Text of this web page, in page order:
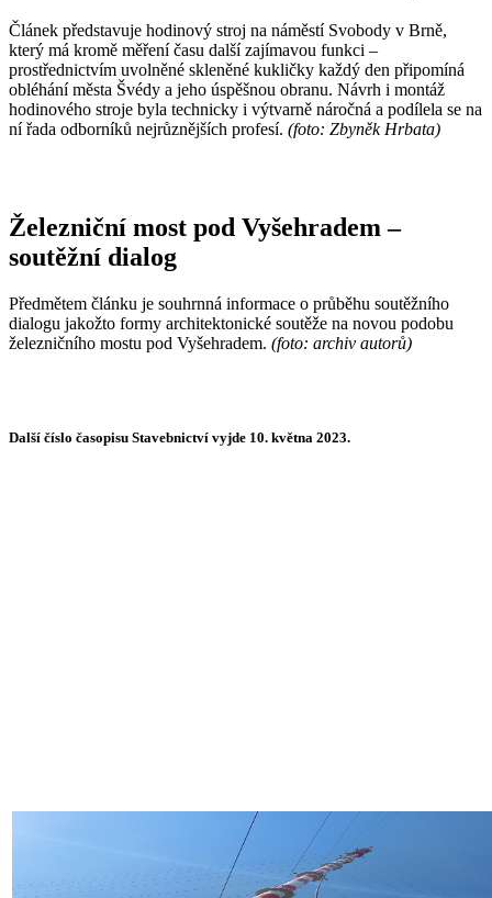
Článek představuje hodinový stroj na náměstí Svobody v Brně,
který má kromě měření času další zajímavou funkci –
prostřednictvím uvolněné skleněné kukličky každý den připomíná
obléhání města Švédy a jeho úspěšnou obranu. Návrh i montáž
hodinového stroje byla technicky i výtvarně náročná a podílela se na
ní řada odborníků nejrůznějších profesí. (foto: Zbyněk Hrbata)
Železniční most pod Vyšehradem –
soutěžní dialog
Předmětem článku je souhrnná informace o průběhu soutěžního
dialogu jakožto formy architektonické soutěže na novou podobu
železničního mostu pod Vyšehradem. (foto: archiv autorů)
Další číslo časopisu Stavebnictví vyjde 10. května 2023.